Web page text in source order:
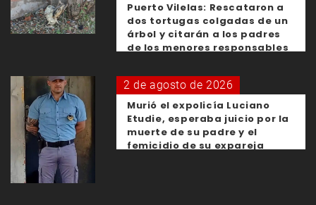
Puerto Vilelas: Rescataron a
dos tortugas colgadas de un
árbol y citarán a los padres
de los menores responsables
2 de agosto de 2026
Murió el expolicía Luciano
Etudie, esperaba juicio por la
muerte de su padre y el
femicidio de su expareja